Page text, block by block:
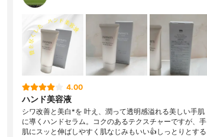
4.00
ハンド美容液
シワ改善と美白*を 叶え、潤って透明感溢れる美しい手肌
に導くハンドセラム。コクのあるテクスチャーですが、手
肌にスッと伸ばしやすく肌なじみもいい👍しっとりとする